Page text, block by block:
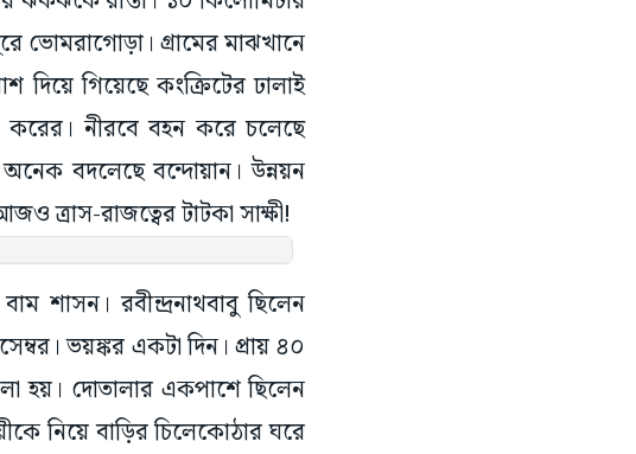
ভোমরাগোড়া। গ্রামের মাঝখানে
দিয়ে গিয়েছে কংক্রিটের ঢালাই
করের। নীরবে বহন করে চলেছে
বদলেছে বন্দোয়ান। উন্নয়ন
ত্রাস-রাজত্বের টাটকা সাক্ষী!
শাসন। রবীন্দ্রনাথবাবু ছিলেন
ভয়ঙ্কর একটা দিন। প্রায় ৪০
হয়। দোতালার একপাশে ছিলেন
নিয়ে বাড়ির চিলেকোঠার ঘরে